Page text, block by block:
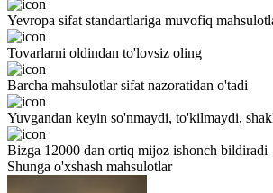
Yevropa sifat standartlariga muvofiq
Tovarlarni oldindan to'lovsiz oling
Barcha mahsulotlar sifat nazoratidan o'tadi
Yuvgandan keyin so'nmaydi, to'kilmaydi,
Bizga 12000 dan ortiq mijoz ishonch bildiradi
Shunga o'xshash mahsulotlar